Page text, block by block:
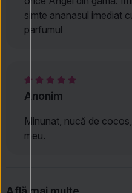
simte ananasul imediat
parfumul
Anonim
Minunat, nucă de
meu.